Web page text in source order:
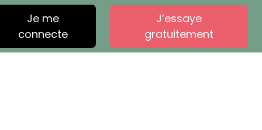
Je me
connecte
J’essaye
gratuitement